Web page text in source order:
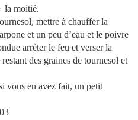
la moitié.
mettre à chauffer la
et un peu d’eau et le poivre
arrêter le feu et verser la
des graines de tournesol et
vous en avez fait, un petit